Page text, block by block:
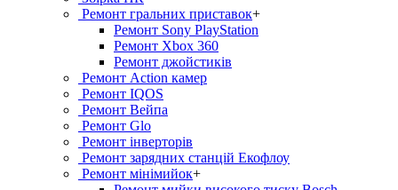
Ремонт гральних приставок+
Ремонт Sony PlayStation
Ремонт Xbox 360
Ремонт джойстиків
Ремонт Action камер
Ремонт IQOS
Ремонт Вейпа
Ремонт Glo
Ремонт інверторів
Ремонт зарядних станцій Екофлоу
Ремонт мiнiмийок+